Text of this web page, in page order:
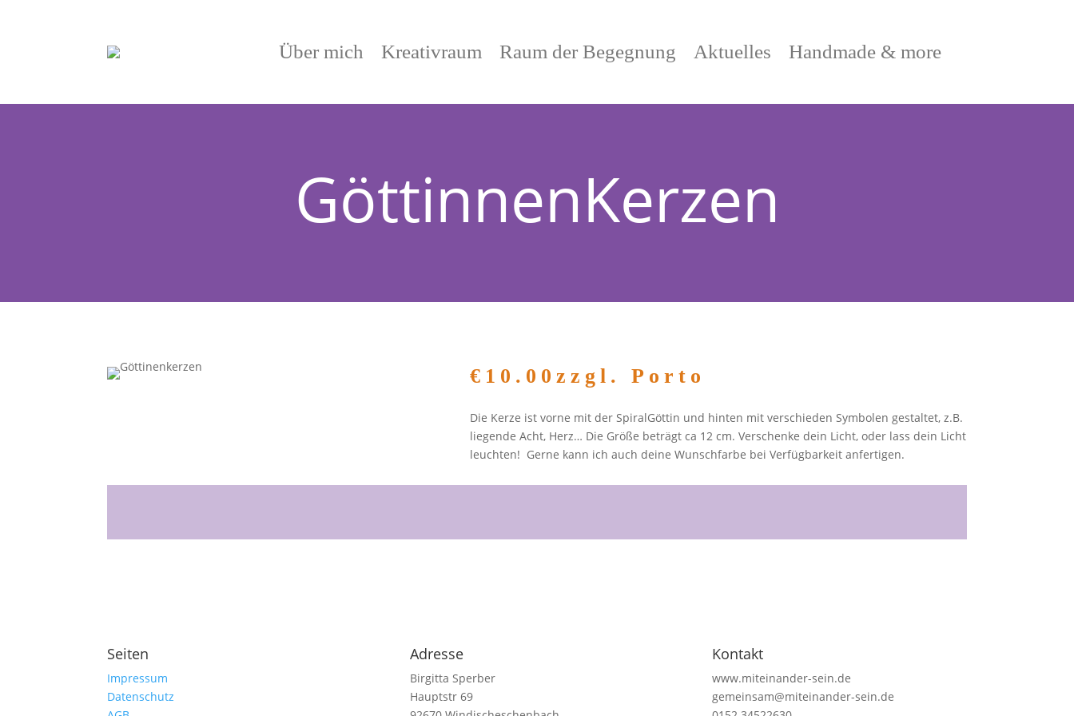
Über mich Kreativraum Raum der Begegnung Aktuelles Handmade & more
GöttinnenKerzen
€10.00zzgl. Porto
Die Kerze ist vorne mit der SpiralGöttin und hinten mit verschieden Symbolen gestaltet, z.B.
liegende Acht, Herz… Die Größe beträgt ca 12 cm. Verschenke dein Licht, oder lass dein Licht
leuchten! Gerne kann ich auch deine Wunschfarbe bei Verfügbarkeit anfertigen.
Seiten
Impressum
Datenschutz
Adresse
Birgitta Sperber
Hauptstr 69
Kontakt
www.miteinander-sein.de
gemeinsam@miteinander-sein.de